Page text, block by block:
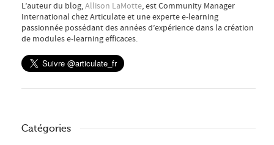
L’auteur du blog,Allison LaMotte, est Community Manager
International chez Articulate et une experte e-learning
passionnée possédant des années d’expérience dans la création
de modules e-learning efficaces.
Catégories